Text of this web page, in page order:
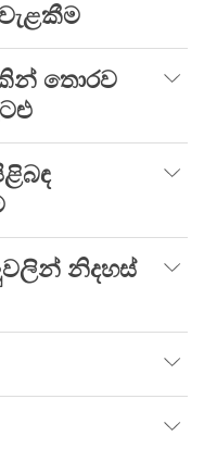
තොරව
නිදහස්